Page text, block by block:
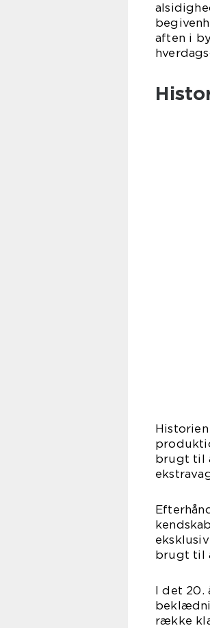
aften i
brugt til
brugt til
I det 20.
række